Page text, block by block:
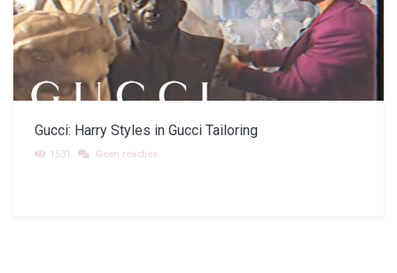
Gucci: Harry Styles in Gucci Tailoring
1531 Geen reacties